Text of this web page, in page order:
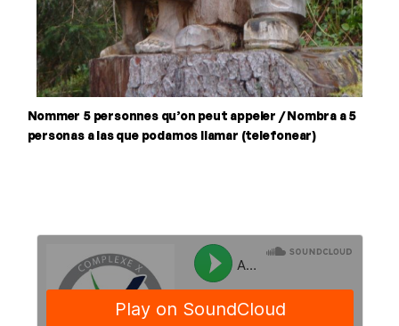
Nommer 5 personnes qu’on peut appeler / Nombra a 5
personas a las que podamos llamar (telefonear)